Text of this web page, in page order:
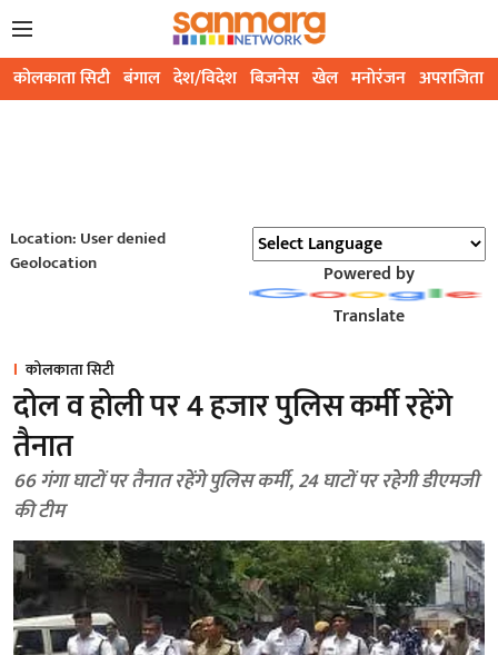
कोलकाता सिटी बंगाल देश/विदेश बिजनेस खेल मनोरंजन अपराजिता
Location: User denied
Geolocation
Powered by
Translate
कोलकाता सिटी
दोल व होली पर 4 हजार पुलिस कर्मी रहेंगे
तैनात
66 गंगा घाटों पर तैनात रहेंगे पुलिस कर्मी, 24 घाटों पर रहेगी डीएमजी
की टीम